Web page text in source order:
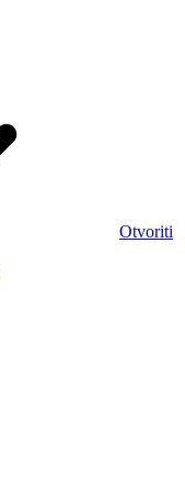
Otvoriti